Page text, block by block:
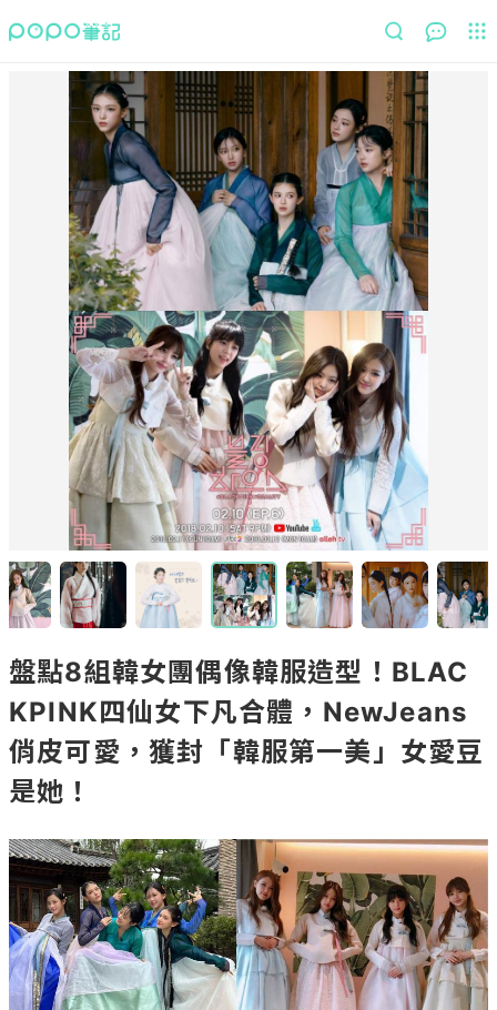
盤點8組韓女團偶像韓服造型！BLAC
KPINK四仙女下凡合體，NewJeans
俏皮可愛，獲封「韓服第一美」女愛豆
是她！